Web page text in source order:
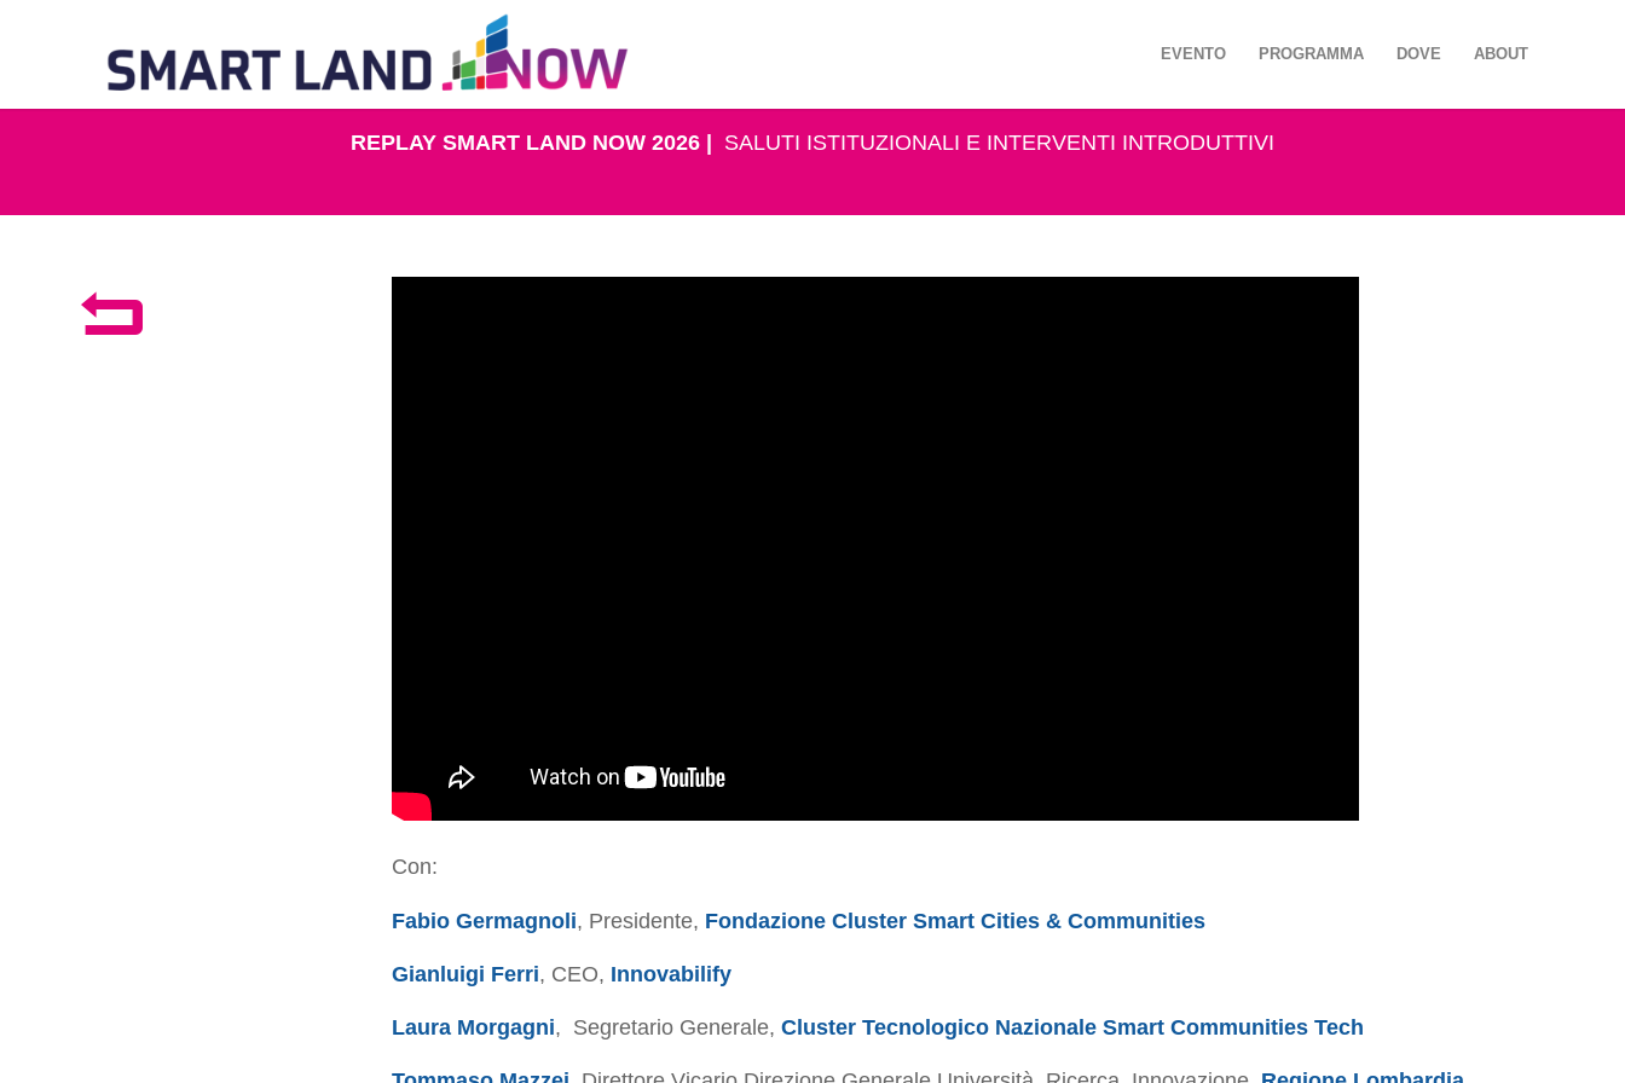
EVENTO PROGRAMMA DOVE ABOUT
REPLAY SMART LAND NOW 2026 | SALUTI ISTITUZIONALI E INTERVENTI INTRODUTTIVI
Con:
Fabio Germagnoli, Presidente, Fondazione Cluster Smart Cities & Communities
Gianluigi Ferri, CEO, Innovabilify
Laura Morgagni, Segretario Generale, Cluster Tecnologico Nazionale Smart Communities Tech